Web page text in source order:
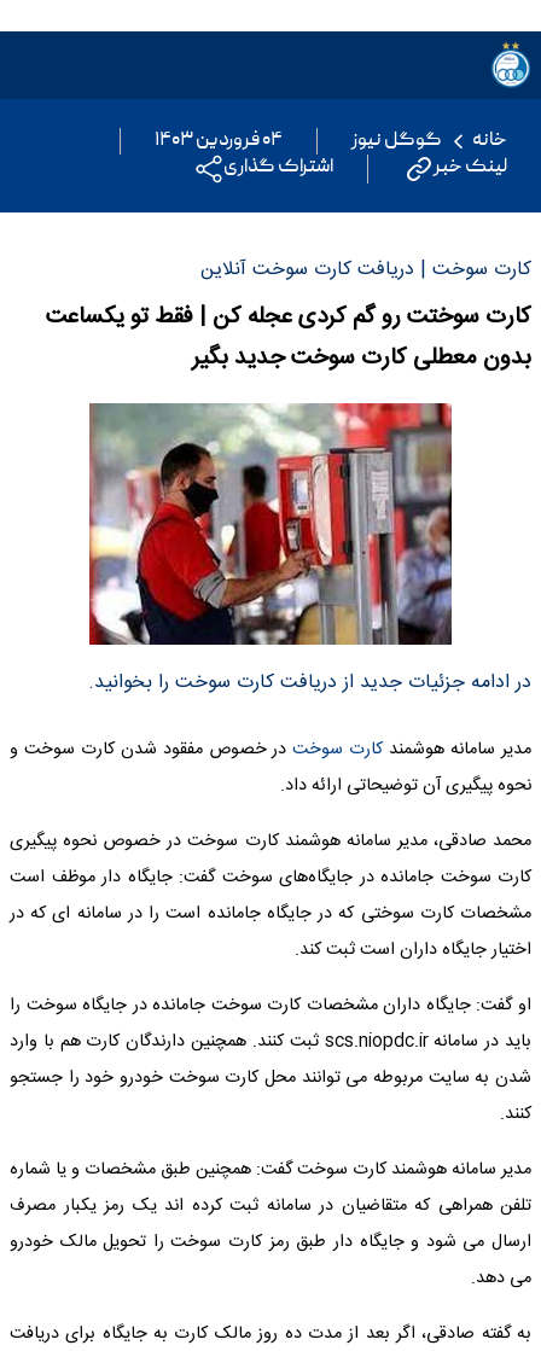
خانه گوگل نیوز
۰۴ فروردین ۱۴۰۳
لینک خبر
اشتراک گذاری
کارت سوخت | دریافت کارت سوخت آنلاین
کارت سوختت رو گم کردی عجله کن | فقط تو یکساعت
بدون معطلی کارت سوخت جدید بگیر
در ادامه جزئیات جدید از دریافت کارت سوخت را بخوانید.
مدیر سامانه هوشمندکارت سوختدر خصوص مفقود شدن کارت سوخت و
نحوه پیگیری آن توضیحاتی ارائه داد.
محمد صادقی، مدیر سامانه هوشمند کارت سوخت در خصوص نحوه پیگیری
کارت سوخت جامانده در جایگاه‌های سوخت گفت: جایگاه دار موظف است
مشخصات کارت سوختی که در جایگاه جامانده است را در سامانه ای که در
اختیار جایگاه داران است ثبت کند.
او گفت: جایگاه داران مشخصات کارت سوخت جامانده در جایگاه سوخت را
باید در سامانه scs.niopdc.ir ثبت کنند. همچنین دارندگان کارت هم با وارد
شدن به سایت مربوطه می توانند محل کارت سوخت خودرو خود را جستجو
کنند.
مدیر سامانه هوشمند کارت سوخت گفت: همچنین طبق مشخصات و یا شماره
تلفن همراهی که متقاضیان در سامانه ثبت کرده اند یک رمز یکبار مصرف
ارسال می شود و جایگاه دار طبق رمز کارت سوخت را تحویل مالک خودرو
می دهد.
به گفته صادقی، اگر بعد از مدت ده روز مالک کارت به جایگاه برای دریافت